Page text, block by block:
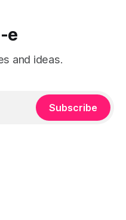
e
and ideas.
Subscribe